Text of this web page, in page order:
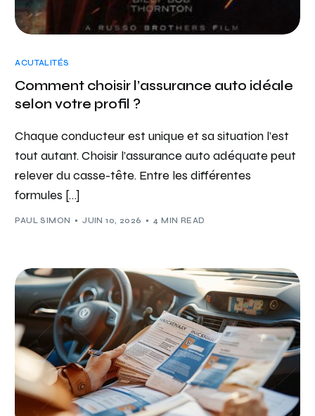
ACUTALITÉS
Comment choisir l’assurance auto idéale
selon votre profil ?
Chaque conducteur est unique et sa situation l’est
tout autant. Choisir l’assurance auto adéquate peut
relever du casse-tête. Entre les différentes
formules […]
PAUL SIMON JUIN 10, 2026 4 MIN READ